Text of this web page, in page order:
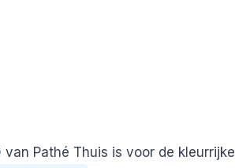
Pathé Thuis is voor de kleurrijke